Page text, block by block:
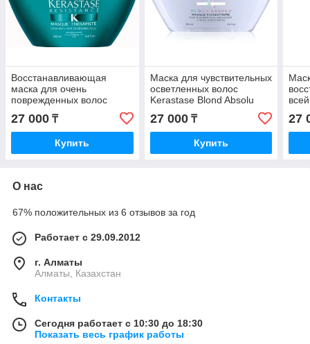
Восстанавливающая
маска для очень
поврежденных волос
Kerastase Resistance
Therapiste Masque 200
мл.
27 000 ₸
Купить
Маска для чувствительных
осветленных волос
Kerastase Blond Absolu
Cicaextreme 200 мл..
27 000₸
Купить
27
О нас
67% положительных из 6 отзывов за год
Работает с 29.09.2012
г. Алматы
Алматы, Казахстан
Контакты
Сегодня работает с 10:30 до 18:30
Показать весь график работы